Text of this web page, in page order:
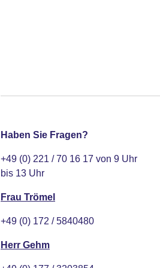
Haben Sie Fragen?
+49 (0) 221 / 70 16 17 von 9 Uhr
bis 13 Uhr
Frau Trömel
+49 (0) 172 / 5840480
Herr Gehm